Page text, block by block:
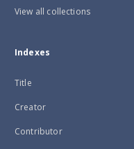
View all collections
Indexes
Title
Creator
Contributor